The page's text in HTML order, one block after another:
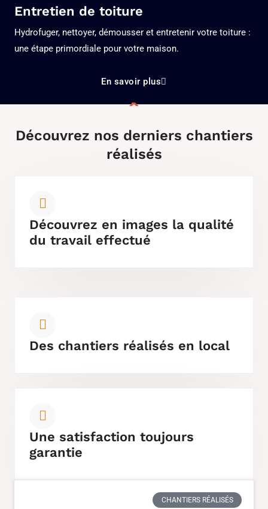
Entretien de toiture
Hydrofuger, nettoyer, démousser et entretenir votre toiture :
une étape primordiale pour votre maison.
En savoir plus
Découvrez nos derniers chantiers
réalisés
Découvrez en images la qualité
du travail effectué
Des chantiers réalisés en local
Une satisfaction toujours
garantie
CHANTIERS RÉALISÉS